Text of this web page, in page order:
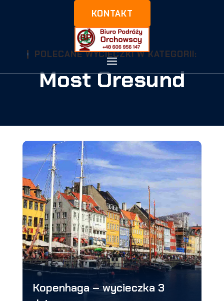
KONTAKT
POLECANE WYCIECZKI W KATEGORII:
Most Oresund
Kopenhaga – wycieczka 3